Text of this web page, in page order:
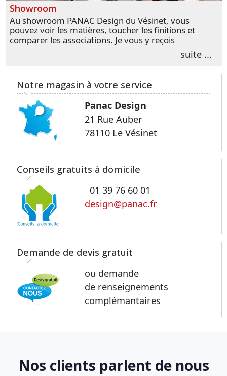
Showroom
Au showroom PANAC Design du Vésinet, vous
pouvez voir les matières, toucher les finitions et
comparer les associations. Je vous y reçois
personnellement pour parler de votre projet et
transformer vos premières idées en choix plussuite ...
Notre magasin à votre service
Panac Design
21 Rue Auber
78110 Le Vésinet
Conseils gratuits à domicile
01 39 76 60 01
design@panac.fr
Demande de devis gratuit
ou demande
de renseignements
complémantaires
Nos clients parlent de nous